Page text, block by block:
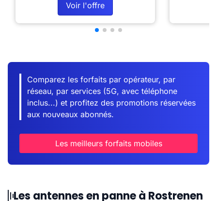
Voir l'offre
Comparez les forfaits par opérateur, par
réseau, par services (5G, avec téléphone
inclus...) et profitez des promotions réservées
aux nouveaux abonnés.
Les meilleurs forfaits mobiles
Les antennes en panne à Rostrenen